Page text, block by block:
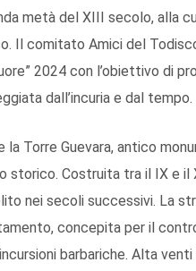
metà del XIII secolo, alla
Il comitato Amici del
2024 con l’obiettivo di
dall’incuria e dal tempo.
la Torre Guevara, antico
storico. Costruita tra il IX e il
nei secoli successivi. La
concepita per il
barbariche. Alta